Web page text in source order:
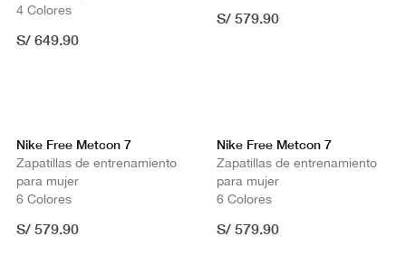
4 Colores
S/ 649.90
S/ 579.90
Nike Free Metcon 7
Zapatillas de entrenamiento
para mujer
6 Colores
S/ 579.90
Nike Free Metcon 7
Zapatillas de entrenamiento
para mujer
6 Colores
S/ 579.90